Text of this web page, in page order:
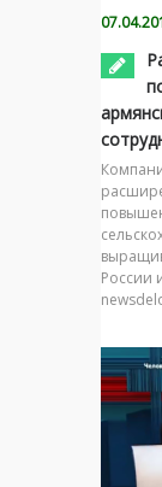
России